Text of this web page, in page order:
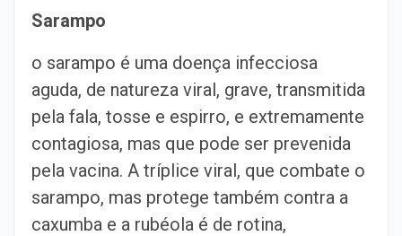
Sarampo
o sarampo é uma doença infecciosa
aguda, de natureza viral, grave, transmitida
pela fala, tosse e espirro, e extremamente
contagiosa, mas que pode ser prevenida
pela vacina. A tríplice viral, que combate o
sarampo, mas protege também contra a
caxumba e a rubéola é de rotina,